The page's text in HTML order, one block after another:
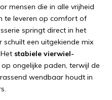
mensen die in alle vrijheid
te leveren op comfort of
springt direct in het
schuilt een uitgekiende mix
Het stabiele vierwiel-
op ongelijke paden, terwijl de
wendbaar houdt in